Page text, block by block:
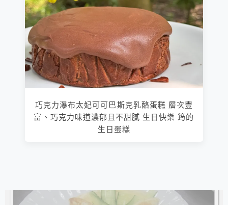
巧克力瀑布太妃可可巴斯克乳酪蛋糕 層次豐
富、巧克力味道濃郁且不甜膩 生日快樂 筠的
生日蛋糕
相連文章